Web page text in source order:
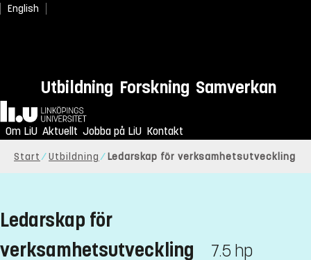
English
Utbildning Forskning Samverkan
Hem
Om LiU Aktuellt Jobba på LiU Kontakt
Start Utbildning Ledarskap för verksamhetsutveckling
Ledarskap för
verksamhetsutveckling
7.5 hp